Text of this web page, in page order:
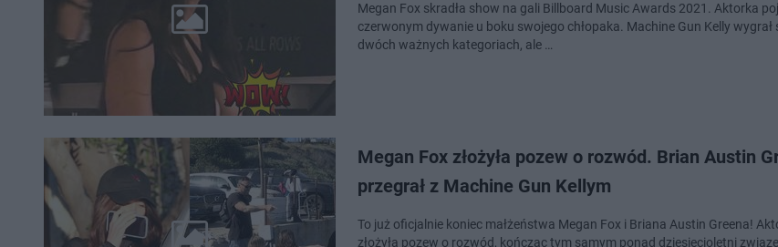
Megan Fox skradła show na gali Billboard Music Awards 2021. Aktorka
czerwonym dywanie u boku swojego chłopaka. Machine Gun Kelly
dwóch ważnych kategoriach, ale …
Megan Fox złożyła pozew o rozwód. Brian Austin
przegrał z Machine Gun Kellym
To już oficjalnie koniec małżeństwa Megan Fox i Briana Austin Greena!
złożyła pozew o rozwód, kończąc tym samym ponad dziesięcioletni